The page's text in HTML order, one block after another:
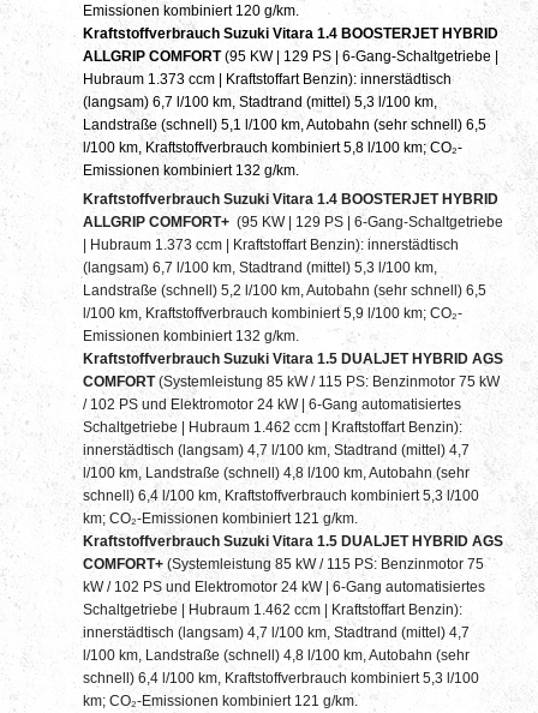
Emissionen kombiniert 120 g/km.
Kraftstoffverbrauch Suzuki Vitara 1.4 BOOSTERJET HYBRID
ALLGRIP COMFORT(95 KW | 129 PS | 6-Gang-Schaltgetriebe |
Hubraum 1.373 ccm | Kraftstoffart Benzin): innerstädtisch
(langsam) 6,7 l/100 km, Stadtrand (mittel) 5,3 l/100 km,
Landstraße (schnell) 5,1 l/100 km, Autobahn (sehr schnell) 6,5
l/100 km, Kraftstoffverbrauch kombiniert 5,8 l/100 km; CO₂-
Emissionen kombiniert 132 g/km.
Kraftstoffverbrauch Suzuki Vitara 1.4 BOOSTERJET HYBRID
ALLGRIP COMFORT+ (95 KW | 129 PS | 6-Gang-Schaltgetriebe
| Hubraum 1.373 ccm | Kraftstoffart Benzin): innerstädtisch
(langsam) 6,7 l/100 km, Stadtrand (mittel) 5,3 l/100 km,
Landstraße (schnell) 5,2 l/100 km, Autobahn (sehr schnell) 6,5
l/100 km, Kraftstoffverbrauch kombiniert 5,9 l/100 km; CO₂-
Emissionen kombiniert 132 g/km.
Kraftstoffverbrauch Suzuki Vitara 1.5 DUALJET HYBRID AGS
COMFORT(Systemleistung 85 kW / 115 PS: Benzinmotor 75 kW
/ 102 PS und Elektromotor 24 kW | 6-Gang automatisiertes
Schaltgetriebe | Hubraum 1.462 ccm | Kraftstoffart Benzin):
innerstädtisch (langsam) 4,7 l/100 km, Stadtrand (mittel) 4,7
l/100 km, Landstraße (schnell) 4,8 l/100 km, Autobahn (sehr
schnell) 6,4 l/100 km, Kraftstoffverbrauch kombiniert 5,3 l/100
km; CO₂-Emissionen kombiniert 121 g/km.
Kraftstoffverbrauch Suzuki Vitara 1.5 DUALJET HYBRID AGS
COMFORT+ (Systemleistung 85 kW / 115 PS: Benzinmotor 75
kW / 102 PS und Elektromotor 24 kW | 6-Gang automatisiertes
Schaltgetriebe | Hubraum 1.462 ccm | Kraftstoffart Benzin):
innerstädtisch (langsam) 4,7 l/100 km, Stadtrand (mittel) 4,7
l/100 km, Landstraße (schnell) 4,8 l/100 km, Autobahn (sehr
schnell) 6,4 l/100 km, Kraftstoffverbrauch kombiniert 5,3 l/100
km; CO₂-Emissionen kombiniert 121 g/km.